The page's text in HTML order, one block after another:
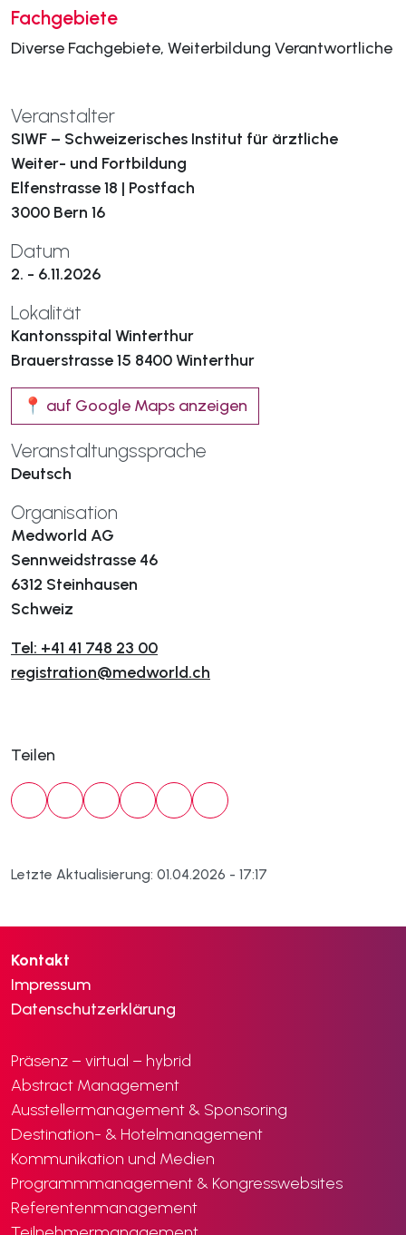
Fachgebiete
Diverse Fachgebiete, Weiterbildung Verantwortliche
Veranstalter
SIWF – Schweizerisches Institut für ärztliche
Weiter- und Fortbildung
Elfenstrasse 18 | Postfach
3000 Bern 16
Datum
2. - 6.11.2026
Lokalität
Kantonsspital Winterthur
Brauerstrasse 15 8400 Winterthur
📍 auf Google Maps anzeigen
Veranstaltungssprache
Deutsch
Organisation
Medworld AG
Sennweidstrasse 46
6312 Steinhausen
Schweiz
Tel: +41 41 748 23 00
registration@medworld.ch
Teilen
Letzte Aktualisierung: 01.04.2026 - 17:17
Kontakt
Impressum
Datenschutzerklärung
Präsenz – virtual – hybrid
Abstract Management
Ausstellermanagement & Sponsoring
Destination- & Hotelmanagement
Kommunikation und Medien
Programmmanagement & Kongresswebsites
Referentenmanagement